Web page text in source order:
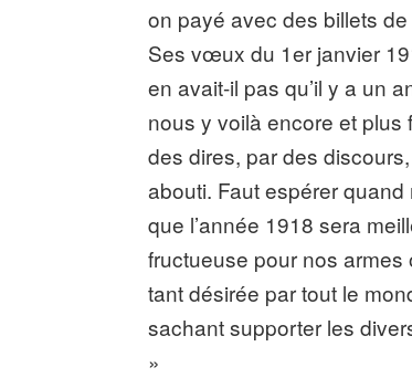
on payé avec des billets
Ses vœux du 1er janvier
en avait-il pas qu’il y a un
nous y voilà encore et
des dires, par des
abouti. Faut espérer
que l’année 1918 sera
fructueuse pour nos armes
tant désirée par tout le
sachant supporter les
»